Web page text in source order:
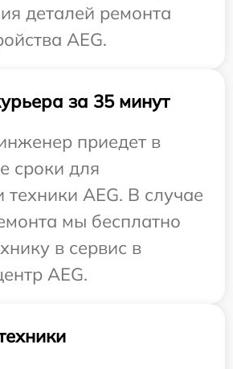
деталей ремонта
AEG.
за 35 минут
приедет в
сроки для
техники AEG. В случае
мы бесплатно
в сервис в
AEG.